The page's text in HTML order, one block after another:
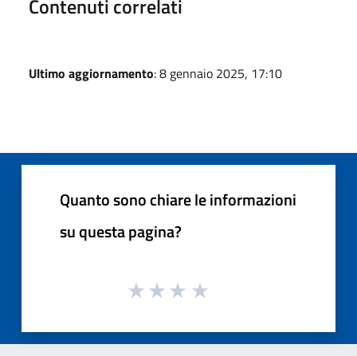
Contenuti correlati
Ultimo aggiornamento: 8 gennaio 2025, 17:10
Quanto sono chiare le informazioni
su questa pagina?